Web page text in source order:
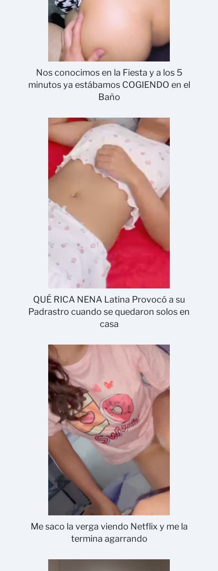
Nos conocimos en la Fiesta y a los 5
minutos ya estábamos COGIENDO en el
Baño
QUÉ RICA NENA Latina Provocó a su
Padrastro cuando se quedaron solos en
casa
Me saco la verga viendo Netflix y me la
termina agarrando